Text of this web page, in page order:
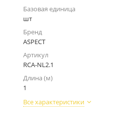
Базовая единица
шт
Бренд
ASPECT
Артикул
RCA-NL2.1
Длина (м)
1
Все характеристики